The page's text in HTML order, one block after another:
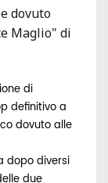
dovuto
Maglio" di
di
definitivo a
dovuto alle
dopo diversi
due